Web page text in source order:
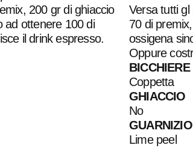
200 gr di ghiaccio
ad ottenere 100 di
il drink espresso.
Versa tutti gl
70 di
ossigena
Oppure
BICCHIERE
Coppetta
GHIACCIO
No
Lime peel